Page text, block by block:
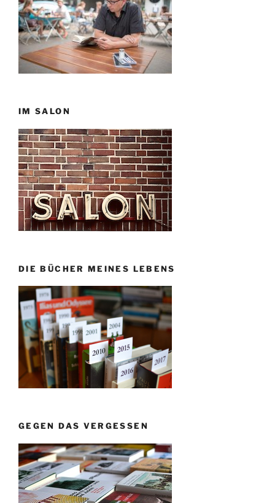
IM SALON
DIE BÜCHER MEINES LEBENS
GEGEN DAS VERGESSEN